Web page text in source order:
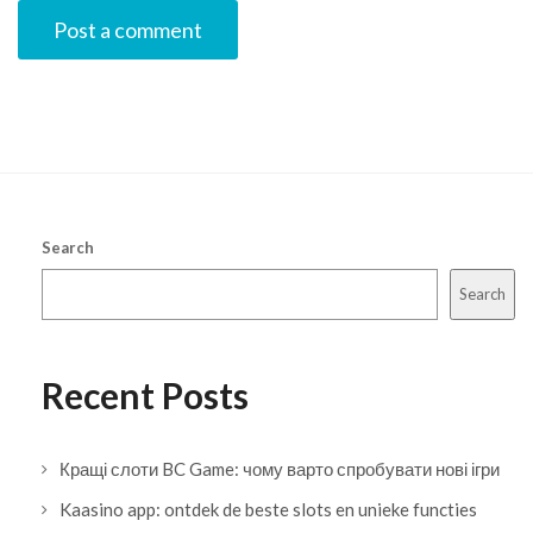
Search
Search
Recent Posts
Кращі слоти BC Game: чому варто спробувати нові ігри
Kaasino app: ontdek de beste slots en unieke functies